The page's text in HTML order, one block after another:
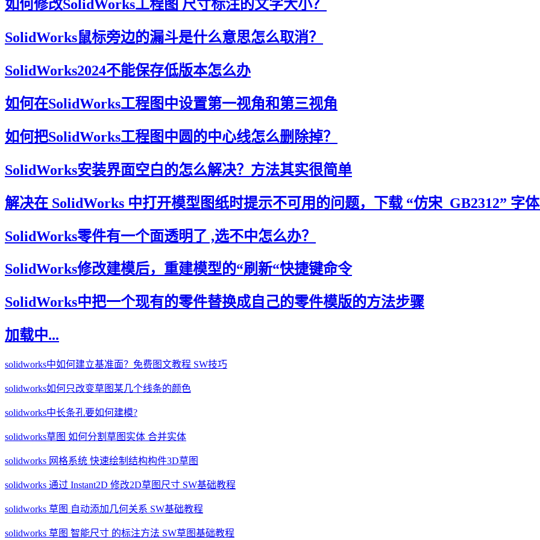
如何修改SolidWorks工程图 尺寸标注的文字大小？
SolidWorks鼠标旁边的漏斗是什么意思怎么取消？
SolidWorks2024不能保存低版本怎么办
如何在SolidWorks工程图中设置第一视角和第三视角
如何把SolidWorks工程图中圆的中心线怎么删除掉？
SolidWorks安装界面空白的怎么解决？方法其实很简单
解决在 SolidWorks 中打开模型图纸时提示不可用的问题，下载 “仿宋_GB2312” 字
SolidWorks零件有一个面透明了 ,选不中怎么办？
SolidWorks修改建模后，重建模型的“刷新“快捷键命令
SolidWorks中把一个现有的零件替换成自己的零件模版的方法步骤
加载中...
solidworks中如何建立基准面？免费图文教程 SW技巧
solidworks如何只改变草图某几个线条的颜色
solidworks中长条孔要如何建模?
solidworks草图 如何分割草图实体 合并实体
solidworks 网格系统 快速绘制结构构件3D草图
solidworks 通过 Instant2D 修改2D草图尺寸 SW基础教程
solidworks 草图 自动添加几何关系 SW基础教程
solidworks 草图 智能尺寸 的标注方法 SW草图基础教程